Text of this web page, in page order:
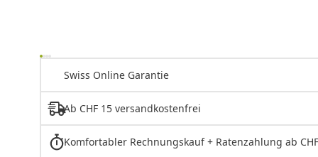
Swiss Online Garantie
Ab CHF 15 versandkostenfrei
Komfortabler Rechnungskauf + Ratenzahlung ab